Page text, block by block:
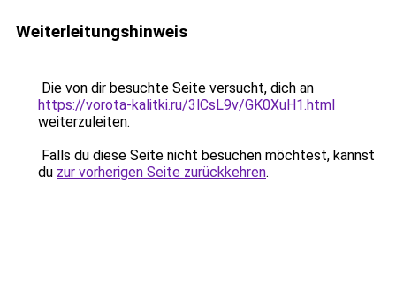
Weiterleitungshinweis
Die von dir besuchte Seite versucht, dich an
https://vorota-kalitki.ru/3lCsL9v/GK0XuH1.html
weiterzuleiten.
Falls du diese Seite nicht besuchen möchtest, kannst
du zur vorherigen Seite zurückkehren.